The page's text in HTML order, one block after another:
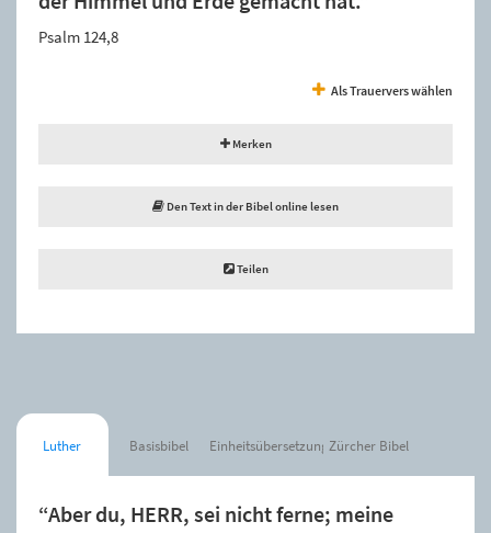
Psalm 124,8
Als Trauervers wählen
Merken
Den Text in der Bibel online lesen
Teilen
Luther Basisbibel Einheitsübersetzung Zürcher Bibel
“Aber du, HERR, sei nicht ferne; meine